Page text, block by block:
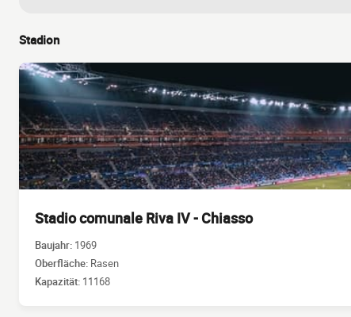
Stadion
Stadio comunale Riva IV - Chiasso
Baujahr: 1969
Oberfläche: Rasen
Kapazität: 11168